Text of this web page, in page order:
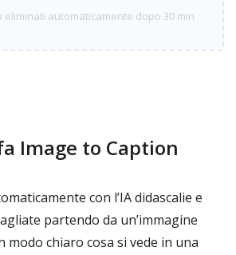
eliminati automaticamente dopo 30 min
Image to Caption
con l’IA didascalie e
partendo da un’immagine
modo chiaro cosa si vede in una